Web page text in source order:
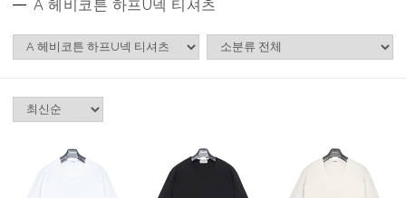
A 헤비코튼 하프U넥 티셔츠